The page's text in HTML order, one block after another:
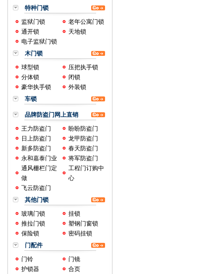
特种门锁
监狱门锁
老年公寓门锁
通开锁
天地锁
电子监狱门锁
木门锁
球型锁
压把执手锁
分体锁
闭锁
豪华执手锁
外装锁
车锁
品牌防盗门网上直销
王力防盗门
盼盼防盗门
日上防盗门
龙甲防盗门
新多防盗门
春天防盗门
永和嘉泰门业
将军防盗门
通风栅栏门定
做
工程门订购中
心
飞云防盗门
其他门锁
玻璃门锁
挂锁
推拉门锁
塑钢门窗锁
保险锁
密码挂锁
门配件
门铃
门镜
护锁器
合页